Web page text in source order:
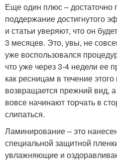
Еще один плюс – достаточно
поддержание достигнутого
и статьи уверяют, что он
3 месяцев. Это, увы, не
уже воспользовался
что уже через 3-4 недели ее
как ресницам в течение
возвращается прежний вид,
вовсе начинают торчать в
слипаться.
Ламинирование – это
специальной защитной
увлажняющие и